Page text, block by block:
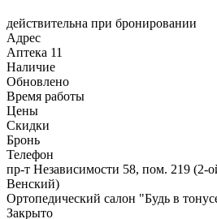
действительна при бронировании
Адрес
Аптека 11
Наличие
Обновлено
Время работы
Цены
Скидки
Бронь
Телефон
пр-т Независимости 58, пом. 219 (2-
Венский)
Ортопедический салон "Будь в
Закрыто